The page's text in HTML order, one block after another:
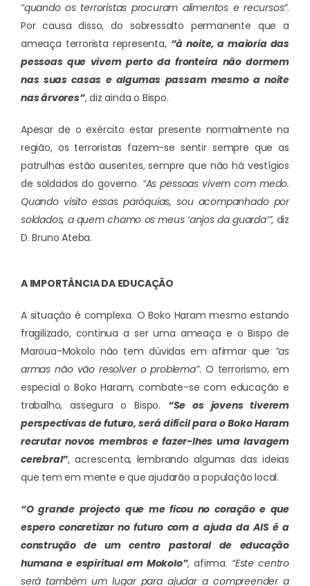
“quando os terroristas procuram alimentos e recursos”.
Por causa disso, do sobressalto permanente que a
ameaça terrorista representa, “à noite, a maioria das
pessoas que vivem perto da fronteira não dormem
nas suas casas e algumas passam mesmo a noite
nas árvores”, diz ainda o Bispo.
Apesar de o exército estar presente normalmente na
região, os terroristas fazem-se sentir sempre que as
patrulhas estão ausentes, sempre que não há vestígios
de soldados do governo. “As pessoas vivem com medo.
Quando visito essas paróquias, sou acompanhado por
soldados, a quem chamo os meus ‘anjos da guarda’”, diz
D. Bruno Ateba.
A IMPORTÂNCIA DA EDUCAÇÃO
A situação é complexa. O Boko Haram mesmo estando
fragilizado, continua a ser uma ameaça e o Bispo de
Maroua-Mokolo não tem dúvidas em afirmar que “as
armas não vão resolver o problema”. O terrorismo, em
especial o Boko Haram, combate-se com educação e
trabalho, assegura o Bispo. “Se os jovens tiverem
perspectivas de futuro, será difícil para o Boko Haram
recrutar novos membros e fazer-lhes uma lavagem
cerebral”, acrescenta, lembrando algumas das ideias
que tem em mente e que ajudarão a população local.
“O grande projecto que me ficou no coração e que
espero concretizar no futuro com a ajuda da AIS é a
construção de um centro pastoral de educação
humana e espiritual em Mokolo”, afirma. “Este centro
será também um lugar para ajudar a compreender a